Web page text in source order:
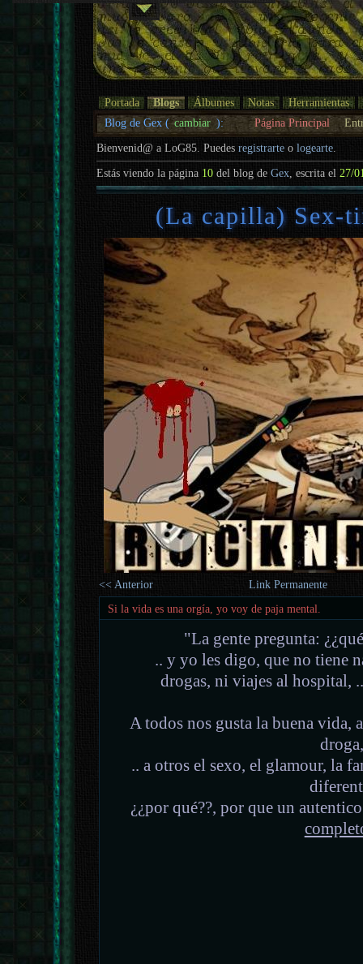
Portada Blogs Álbumes Notas
Herramientas
Blog de Gex ( cambiar ): Página Principal
Bienvenid@ a LoG85. Puedesregistrarte ologearte.
Estás viendo la página 10 del blog deGex , escrita el27/
(La capilla) Sex-
<< Anterior
Link Permanente
Si la vida es una orgía, yo voy de paja mental.
"La gente pregunta:
.. y yo les digo, que no tiene
drogas, ni viajes al hospital,
A todos nos gusta la buena vida,
.. a otros el sexo, el glamour, la
¿¿por qué??, por que un